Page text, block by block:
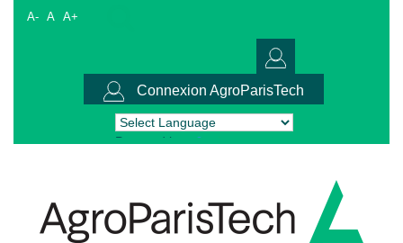
A- A A+
Connexion AgroParisTech
Powered by Translate